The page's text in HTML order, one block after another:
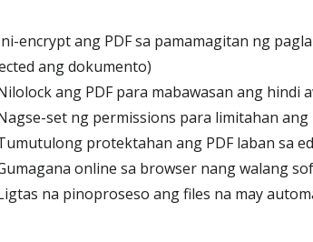
encrypt ang PDF sa pamamagitan ng
ang dokumento)
ang PDF para mabawasan ang hindi
set ng permissions para limitahan
protektahan ang PDF laban sa
online sa browser nang walang
na pinoproseso ang files na may